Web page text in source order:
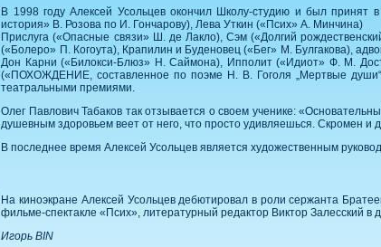
В 1998 году Алексей Усольцев окончил Школу-студию и был
история» В. Розова по И. Гончарову), Лева Уткин («Псих» А. Минчина)
Прислуга («Опасные связи» Ш. де Лакло), Сэм («Долгий
(«Болеро» П. Когоута), Крапилин и Буденовец («Бег» М. Булгакова),
Дон Карни («Билокси-Блюз» Н. Саймона), Ипполит («Идиот» Ф. М.
(«ПОХОЖДЕНИЕ, составленное по поэме Н. В. Гоголя „Мертвые
театральными премиями.
Олег Павлович Табаков так отзывается о своем ученике:
душевным здоровьем веет от него, что просто удивляешься. Скромен
В последнее время Алексей Усольцев является художественным
На киноэкране Алексей Усольцев дебютировал в роли сержанта
фильме-спектакле «Псих», литературный редактор Виктор Залесский в
Игорь BIN